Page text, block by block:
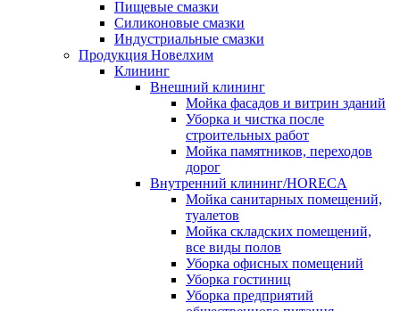
Пищевые смазки
Силиконовые смазки
Индустриальные смазки
Продукция Новелхим
Клининг
Внешний клининг
Мойка фасадов и витрин зданий
Уборка и чистка после
строительных работ
Мойка памятников, переходов
дорог
Внутренний клининг/HORECA
Мойка санитарных помещений,
туалетов
Мойка складских помещений,
все виды полов
Уборка офисных помещений
Уборка гостиниц
Уборка предприятий